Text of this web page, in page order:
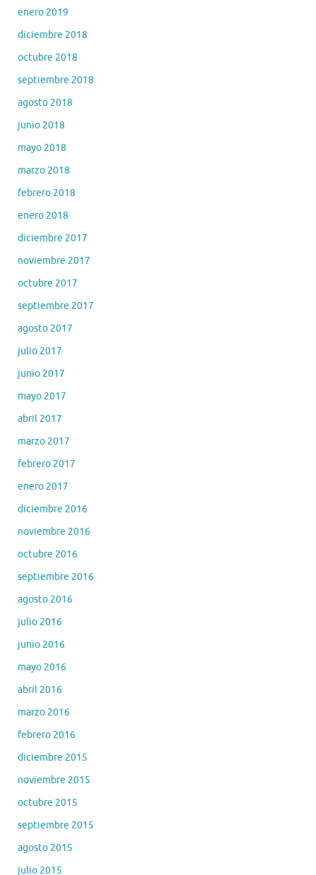
enero 2019
diciembre 2018
octubre 2018
septiembre 2018
agosto 2018
junio 2018
mayo 2018
marzo 2018
febrero 2018
enero 2018
diciembre 2017
noviembre 2017
octubre 2017
septiembre 2017
agosto 2017
julio 2017
junio 2017
mayo 2017
abril 2017
marzo 2017
febrero 2017
enero 2017
diciembre 2016
noviembre 2016
octubre 2016
septiembre 2016
agosto 2016
julio 2016
junio 2016
mayo 2016
abril 2016
marzo 2016
febrero 2016
diciembre 2015
noviembre 2015
octubre 2015
septiembre 2015
agosto 2015
julio 2015